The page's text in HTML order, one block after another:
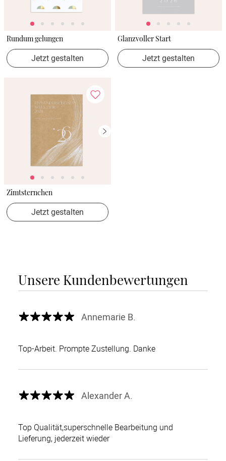
Rundum gelungen
Jetzt gestalten
Glanzvoller Start
Jetzt gestalten
Zimtsternchen
Jetzt gestalten
Unsere Kundenbewertungen
Annemarie B.
Top-Arbeit. Prompte Zustellung. Danke
Alexander A.
Top Qualität,superschnelle Bearbeitung und
Lieferung, jederzeit wieder